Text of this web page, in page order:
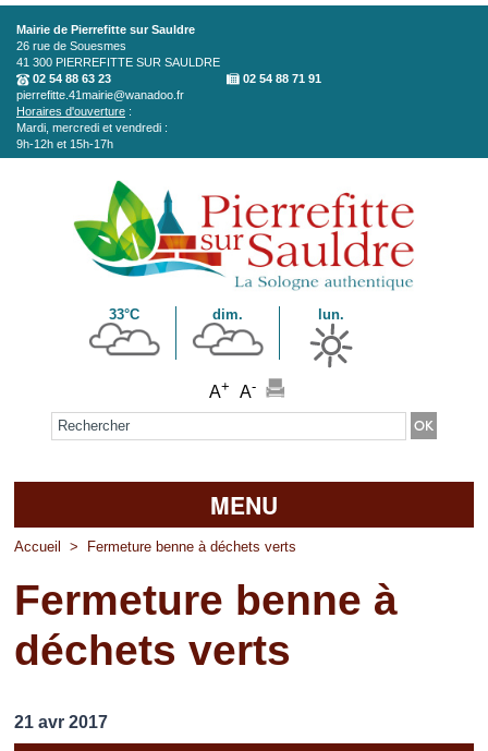
Aller au contenu principal
Mairie de Pierrefitte sur Sauldre
26 rue de Souesmes
41 300 PIERREFITTE SUR SAULDRE
02 54 88 63 23
02 54 88 71 91
pierrefitte.41mairie@wanadoo.fr
Horaires d'ouverture :
Mardi, mercredi et vendredi :
9h-12h et 15h-17h
33°C dim. lun.
A+ A-
Formulaire de recherche
MENU
Accueil
La mairie
Découvrir Pierrefitte
Vos professionnels
Accueil > Fermeture benne à déchets verts
Fermeture benne à
déchets verts
21 avr 2017